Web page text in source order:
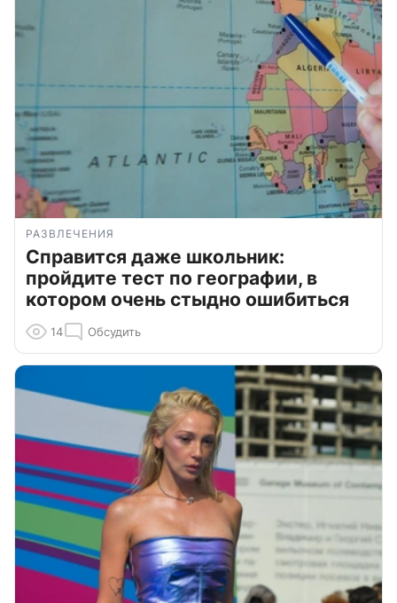
РАЗВЛЕЧЕНИЯ
Справится даже школьник:
пройдите тест по географии, в
котором очень стыдно ошибиться
14 Обсудить